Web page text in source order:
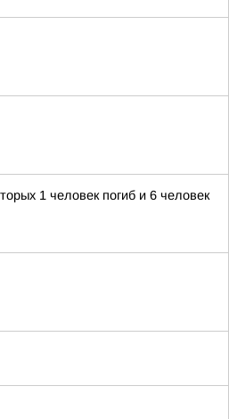
1 человек погиб и 6 человек